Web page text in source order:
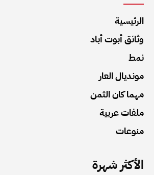
الرئيسية
وثائق أبوت أباد
نمط
مونديال العار
مهما كان الثمن
ملفات عربية
منوعات
الأكثر شهرة